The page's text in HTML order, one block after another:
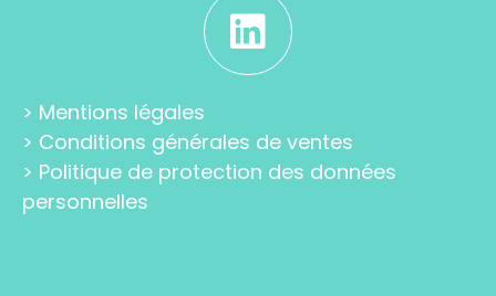
> Mentions légales
> Conditions générales de ventes
> Politique de protection des données
personnelles